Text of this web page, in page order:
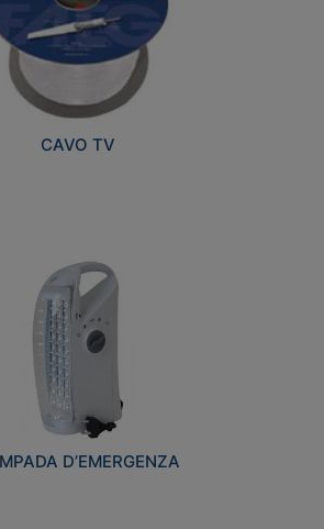
CAVO TV
D’EMERGENZA